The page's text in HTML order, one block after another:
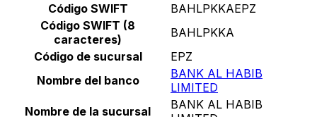
Código SWIFT
BAHLPKKAEPZ
Código SWIFT (8
caracteres)
BAHLPKKA
Código de sucursal
EPZ
Nombre del banco
BANK AL HABIB
LIMITED
Nombre de la sucursal
BANK AL HABIB